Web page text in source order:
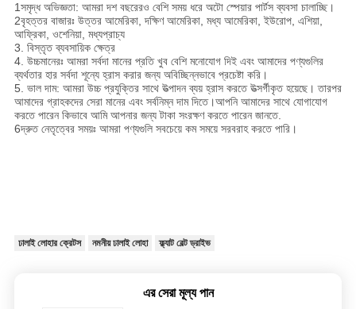
1সমৃদ্ধ অভিজ্ঞতা: আমরা দশ বছরেরও বেশি সময় ধরে অটো স্পেয়ার পার্টস ব্যবসা চালাচ্ছি।
2বৃহত্তর বাজারঃ উত্তর আমেরিকা, দক্ষিণ আমেরিকা, মধ্য আমেরিকা, ইউরোপ, এশিয়া,
আফ্রিকা, ওশেনিয়া, মধ্যপ্রাচ্য
3. বিস্তৃত ব্যবসায়িক ক্ষেত্র
4. উচ্চমানেরঃ আমরা সর্বদা মানের প্রতি খুব বেশি মনোযোগ দিই এবং আমাদের পণ্যগুলির
ব্যর্থতার হার সর্বদা শূন্যে হ্রাস করার জন্য অবিচ্ছিন্নভাবে প্রচেষ্টা করি।
5. ভাল দাম: আমরা উচ্চ প্রযুক্তির সাথে উত্পাদন ব্যয় হ্রাস করতে উত্সর্গীকৃত হয়েছে। তারপর
আমাদের গ্রাহকদের সেরা মানের এবং সর্বনিম্ন দাম দিতে।আপনি আমাদের সাথে যোগাযোগ
করতে পারেন কিভাবে আমি আপনার জন্য টাকা সংরক্ষণ করতে পারেন জানতে.
6দ্রুত নেতৃত্বের সময়ঃ আমরা পণ্যগুলি সবচেয়ে কম সময়ে সরবরাহ করতে পারি।
ঢালাই লোহার ক্রেটস নমনীয় ঢালাই লোহা ফ্ল্যাট বেল্ট ড্রাইভ
এর সেরা মূল্য পান